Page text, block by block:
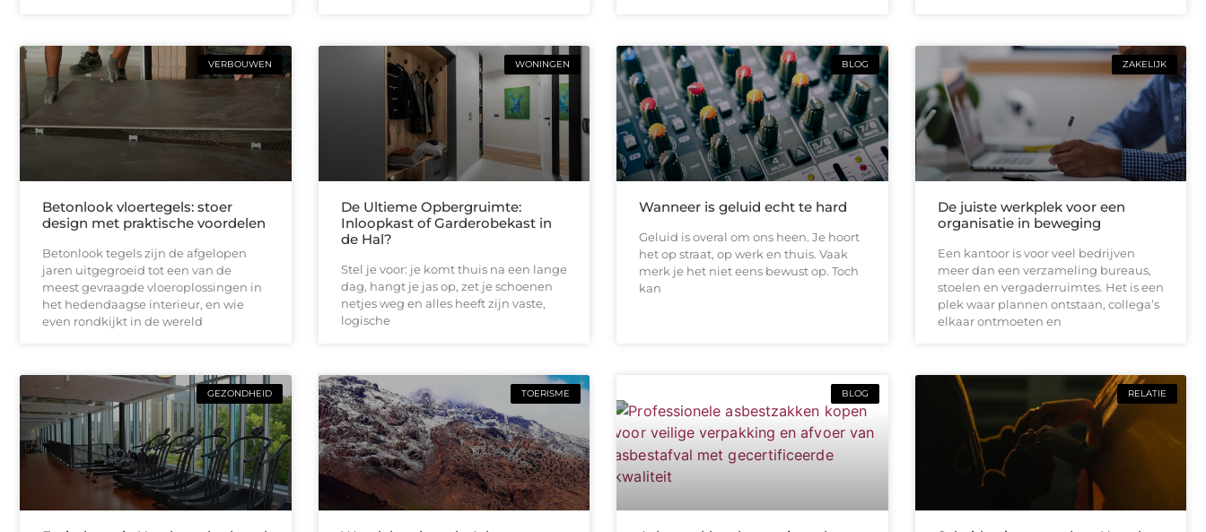
VERBOUWEN
Betonlook vloertegels: stoer
design met praktische voordelen
Betonlook tegels zijn de afgelopen
jaren uitgegroeid tot een van de
meest gevraagde vloeroplossingen in
het hedendaagse interieur, en wie
even rondkijkt in de wereld
WONINGEN
De Ultieme Opbergruimte:
Inloopkast of Garderobekast in
de Hal?
Stel je voor: je komt thuis na een lange
dag, hangt je jas op, zet je schoenen
netjes weg en alles heeft zijn vaste,
logische
BLOG
Wanneer is geluid echt te hard
Geluid is overal om ons heen. Je hoort
het op straat, op werk en thuis. Vaak
merk je het niet eens bewust op. Toch
kan
ZAKELIJK
De juiste werkplek voor een
organisatie in beweging
Een kantoor is voor veel bedrijven
meer dan een verzameling bureaus,
stoelen en vergaderruimtes. Het is een
plek waar plannen ontstaan, collega’s
elkaar ontmoeten en
GEZONDHEID TOERISME BLOG RELATIE